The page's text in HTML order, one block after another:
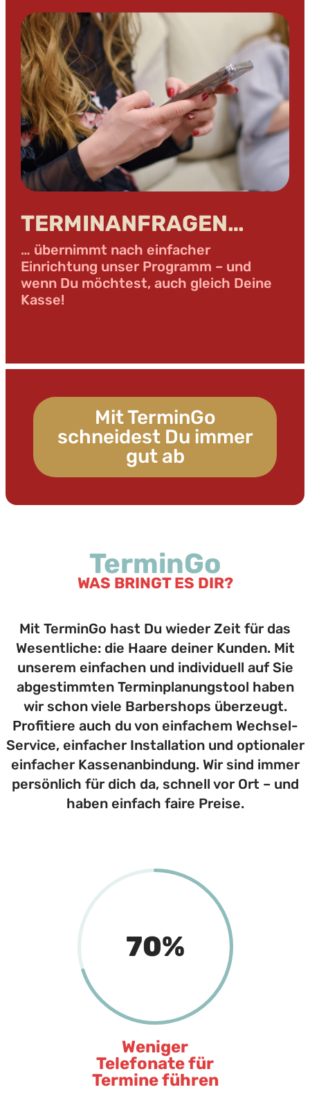
TERMINANFRAGEN…
… übernimmt nach einfacher
Einrichtung unser Programm – und
wenn Du möchtest, auch gleich Deine
Kasse!
Mit TerminGo
schneidest Du immer
gut ab
TerminGo
WAS BRINGT ES DIR?
Mit TerminGo hast Du wieder Zeit für das
Wesentliche: die Haare deiner Kunden. Mit
unserem einfachen und individuell auf Sie
abgestimmten Terminplanungstool haben
wir schon viele Barbershops überzeugt.
Profitiere auch du von einfachem Wechsel-
Service, einfacher Installation und optionaler
einfacher Kassenanbindung. Wir sind immer
persönlich für dich da, schnell vor Ort – und
haben einfach faire Preise.
70%
Weniger
Telefonate für
Termine führen